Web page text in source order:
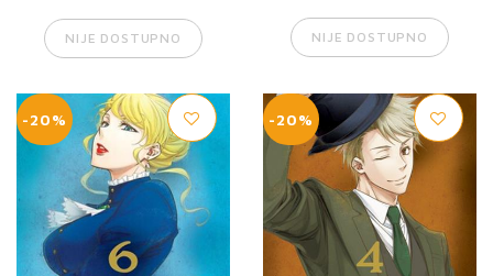
NIJE DOSTUPNO NIJE DOSTUPNO
-20% -20%